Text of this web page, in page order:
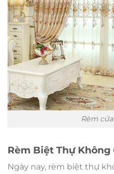
Rèm
Rèm Biệt Thự Không
Ngày nay, rèm biệt thự